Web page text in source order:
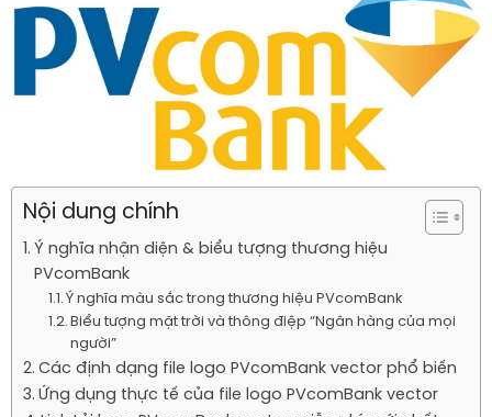
Nội dung chính
Ý nghĩa nhận diện & biểu tượng thương hiệu
PVcomBank
Ý nghĩa màu sắc trong thương hiệu PVcomBank
Biểu tượng mặt trời và thông điệp “Ngân hàng của mọi
người”
Các định dạng file logo PVcomBank vector phổ biến
Ứng dụng thực tế của file logo PVcomBank vector